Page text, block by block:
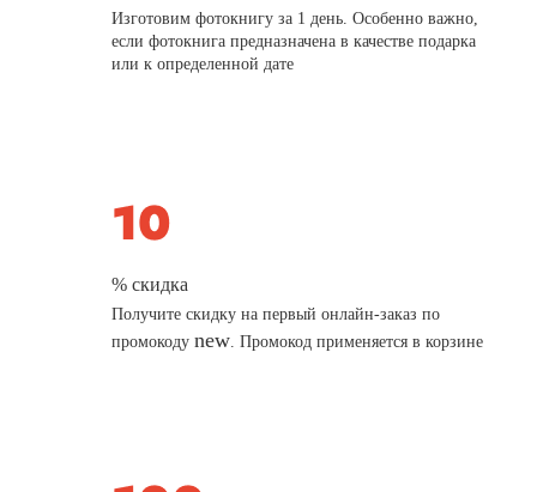
Изготовим фотокнигу за 1 день. Особенно важно,
если фотокнига предназначена в качестве подарка
или к определенной дате
% скидка
Получите скидку на первый онлайн-заказ по
промокодуnew. Промокод применяется в корзине